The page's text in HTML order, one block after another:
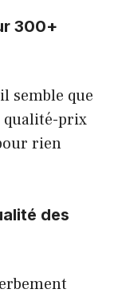
300+
semble que
qualité-prix
rien
des